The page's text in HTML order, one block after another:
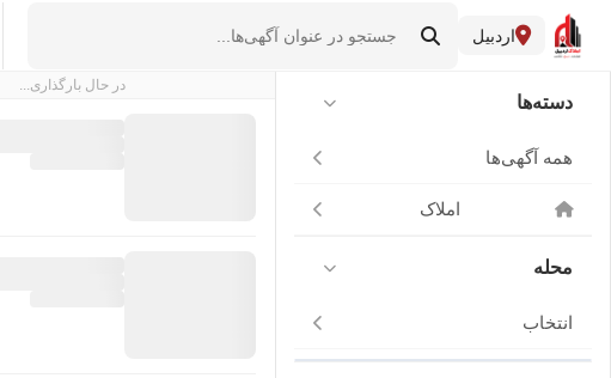
اردبیل
دسته‌ها
همه آگهی‌ها
املاک
محله
انتخاب
در حال بارگذاری...